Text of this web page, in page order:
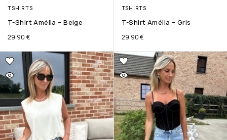
TSHIRTS
T-Shirt Amélia – Beige
29.90 €
TSHIRTS
T-Shirt Amélia – Gris
29.90€